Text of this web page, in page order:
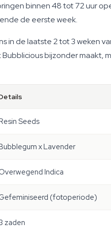
binnen 48 tot 72 uur
de eerste week.
in de laatste 2 tot 3 weken
bijzonder maakt,
Seeds
x Lavender
Indica
(fotoperiode)
zaden